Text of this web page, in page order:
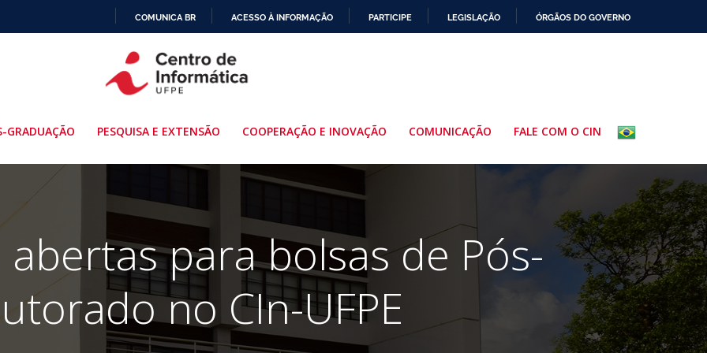
PARA
O
COMUNICA BR ACESSO À INFORMAÇÃO PARTICIPE LEGISLAÇÃO ÓRGÃOS DO GOVERNO
GRADUAÇÃO PESQUISA E EXTENSÃO COOPERAÇÃO E INOVAÇÃO COMUNICAÇÃO FALE COM O CIN
para bolsas de Pós-
no CIn-UFPE